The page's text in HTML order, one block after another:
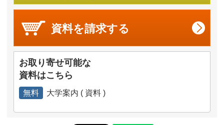
資料を請求する
お取り寄せ可能な
資料はこちら
無料 大学案内 ( 資料 )